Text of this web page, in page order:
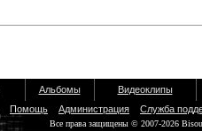
Альбомы
Видеоклипы
Помощь Администрация Служба
Все права защищены © 2007-2026